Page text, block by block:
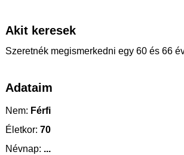
Akit keresek
Szeretnék megismerkedni egy 60 és 66
Adataim
Nem: Férfi
Életkor: 70
Névnap: ...